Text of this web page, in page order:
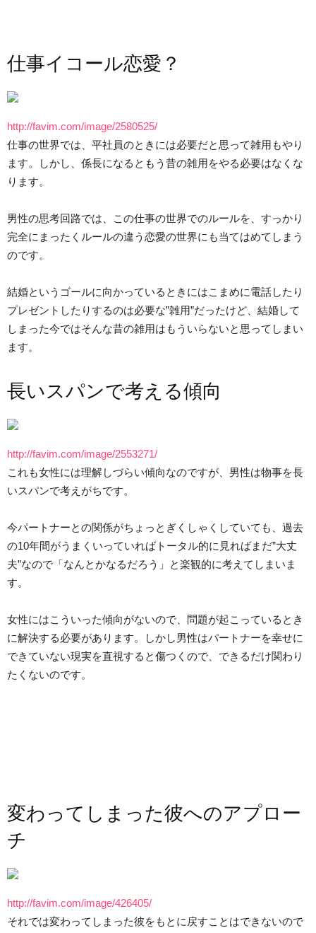
仕事イコール恋愛？
http://favim.com/image/2580525/
仕事の世界では、平社員のときには必要だと思って雑用もやり
ます。しかし、係長になるともう昔の雑用をやる必要はなくな
ります。
男性の思考回路では、この仕事の世界でのルールを、すっかり
完全にまったくルールの違う恋愛の世界にも当てはめてしまう
のです。
結婚というゴールに向かっているときにはこまめに電話したり
プレゼントしたりするのは必要な”雑用”だったけど、結婚して
しまった今ではそんな昔の雑用はもういらないと思ってしまい
ます。
長いスパンで考える傾向
http://favim.com/image/2553271/
これも女性には理解しづらい傾向なのですが、男性は物事を長
いスパンで考えがちです。
今パートナーとの関係がちょっとぎくしゃくしていても、過去
の10年間がうまくいっていればトータル的に見ればまだ”大丈
夫”なので「なんとかなるだろう」と楽観的に考えてしまいま
す。
女性にはこういった傾向がないので、問題が起こっているとき
に解決する必要があります。しかし男性はパートナーを幸せに
できていない現実を直視すると傷つくので、できるだけ関わり
たくないのです。
変わってしまった彼へのアプロー
チ
http://favim.com/image/426405/
それでは変わってしまった彼をもとに戻すことはできないので